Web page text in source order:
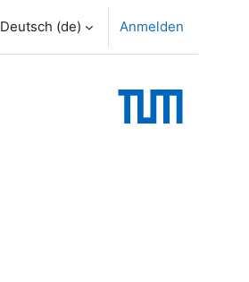
Deutsch ‎(de)‎ Anmelden